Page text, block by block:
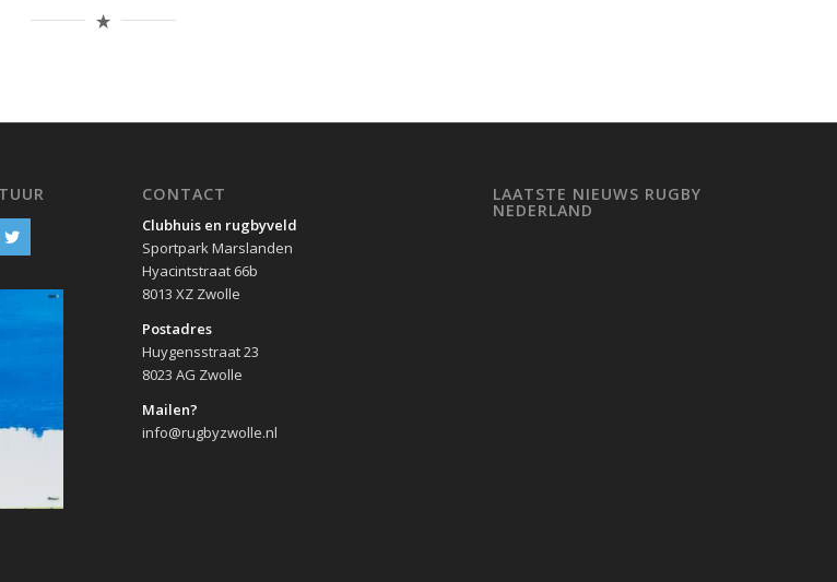
CONTACT
Clubhuis en rugbyveld
Sportpark Marslanden
Hyacintstraat 66b
8013 XZ Zwolle
Postadres
Huygensstraat 23
8023 AG Zwolle
Mailen?
info@rugbyzwolle.nl
LAATSTE NIEUWS RUGBY
NEDERLAND